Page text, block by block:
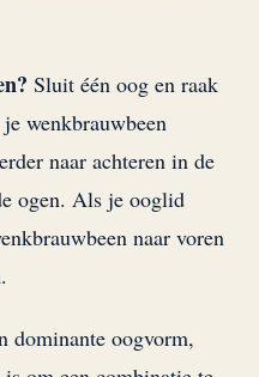
Sluit één oog en raak
wenkbrauwbeen
naar achteren in de
ogen. Als je ooglid
naar voren
dominante oogvorm,